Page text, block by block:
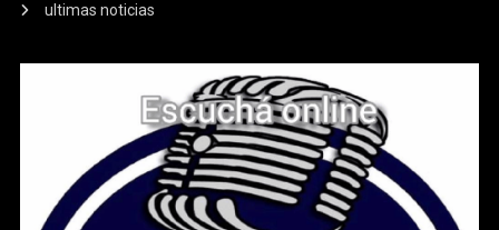
ultimas noticias